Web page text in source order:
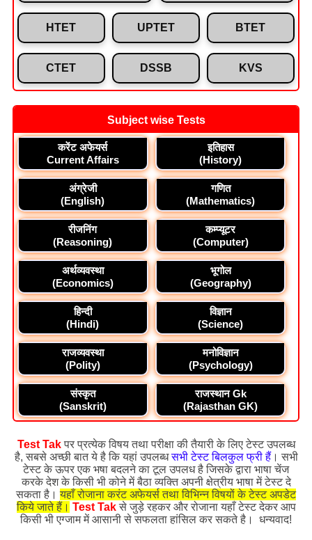
HTET UPTET BTET
CTET DSSB KVS
Subject wise Tests
करेंट अफेयर्स
Current Affairs
इतिहास
(History)
अंग्रेजी
(English)
गणित
(Mathematics)
रीजनिंग
(Reasoning)
कम्प्यूटर
(Computer)
अर्थव्यवस्था
(Economics)
भूगोल
(Geography)
हिन्दी
(Hindi)
विज्ञान
(Science)
राजव्यवस्था
(Polity)
मनोविज्ञान
(Psychology)
संस्कृत
(Sanskrit)
राजस्थान Gk
(Rajasthan GK)
Test Takपर प्रत्येक विषय तथा परीक्षा की तैयारी के लिए टेस्ट उपलब्ध
है, सबसे अच्छी बात ये है कि यहां उपलब्धसभी टेस्ट बिलकुल फ्री हैं। सभी
टेस्ट के ऊपर एक भषा बदलने का टूल उपलध है जिसके द्वारा भाषा चेंज
करके देश के किसी भी कोने में बैठा व्यक्ति अपनी क्षेत्रीय भाषा में टेस्ट दे
सकता है।यहाँ रोजाना करंट अफेयर्स तथा विभिन्न विषयों के टेस्ट अपडेट
किये जाते हैं। Test Takसे जुड़े रहकर और रोजाना यहाँ टेस्ट देकर आप
किसी भी एग्जाम में आसानी से सफलता हांसिल कर सकते है। धन्यवाद!